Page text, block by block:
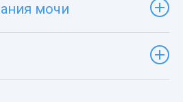
мочи